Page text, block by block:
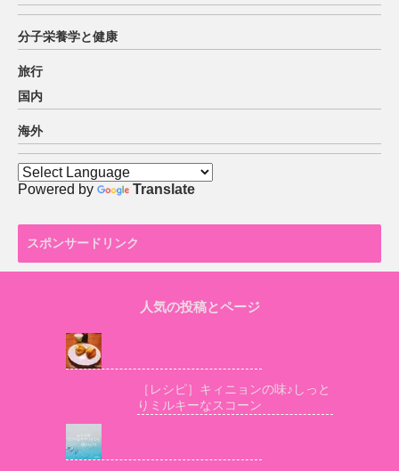
分子栄養学と健康
旅行
国内
海外
Powered by Translate
スポンサードリンク
人気の投稿とページ
［レシピ］キィニョンの味♪しっと
りミルキーなスコーン